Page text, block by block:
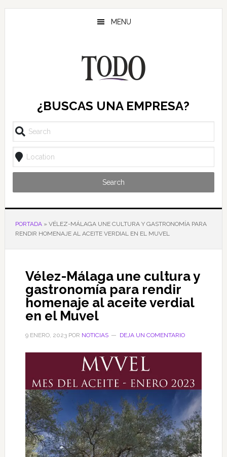
Saltar
Saltar
Saltar
MENU
¿BUSCAS UNA EMPRESA?
Search
PORTADA» VÉLEZ-MÁLAGA UNE CULTURA Y GASTRONOMÍA PARA
RENDIR HOMENAJE AL ACEITE VERDIAL EN EL MUVEL
Vélez-Málaga une cultura y
gastronomía para rendir
homenaje al aceite verdial
en el Muvel
9 ENERO, 2023POR NOTICIAS DEJA UN COMENTARIO